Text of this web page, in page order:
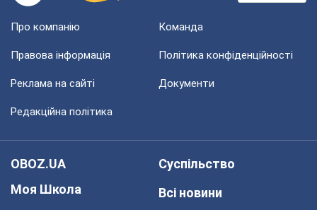
Про компанію Команда
Правова інформація Політика конфіденційності
Реклама на сайті Документи
Редакційна політика
OBOZ.UA
Моя Школа
Суспільство
Всі новини